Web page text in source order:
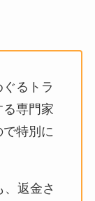
るトラ
専門家
で特別に
返金さ